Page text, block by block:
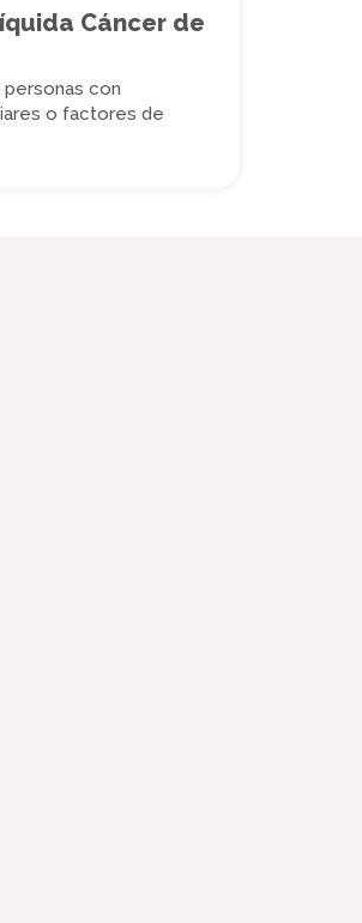
Cáncer de
con
o factores de